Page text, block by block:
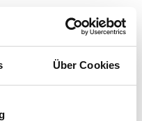
Über Cookies
für Wohnungen nach